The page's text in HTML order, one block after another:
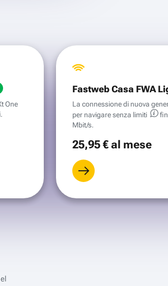
One
Fastweb Casa FWA
La connessione di nuova
per navigare senza limiti
Mbit/s.
25,95 €al mese